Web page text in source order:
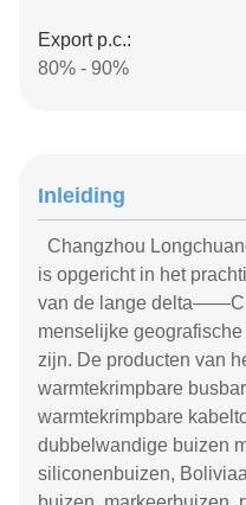
Export p.c.:
80% - 90%
Inleiding
Changzhou
is opgericht in het
van de lange
menselijke
zijn. De producten van
warmtekrimpbare
warmtekrimpbare
dubbelwandige buizen
siliconenbuizen,